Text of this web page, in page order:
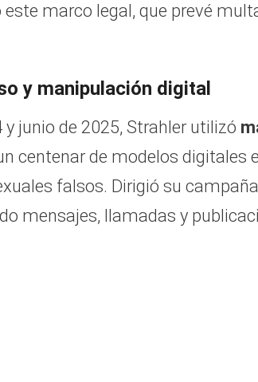
este marco legal, que prevé
y manipulación digital
junio de 2025, Strahler utilizó
centenar de modelos digitales
falsos. Dirigió su
mensajes, llamadas y